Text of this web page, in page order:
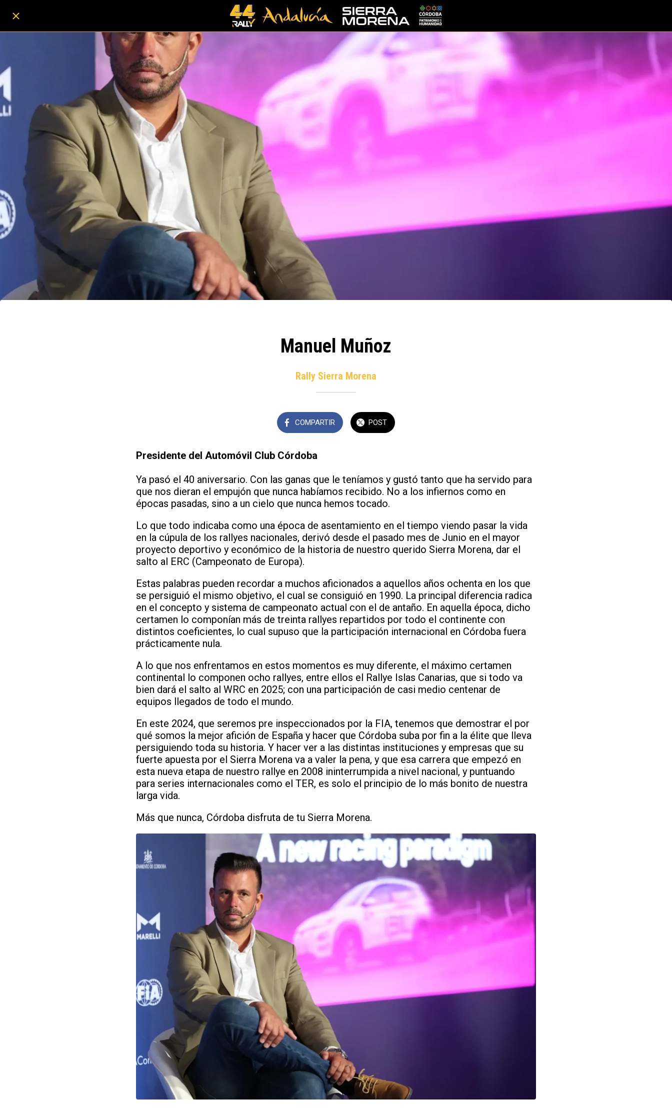
Manuel Muñoz
Rally Sierra Morena
COMPARTIR POST
Presidente del Automóvil Club Córdoba
Ya pasó el 40 aniversario. Con las ganas que le teníamos y gustó tanto que ha servido para
que nos dieran el empujón que nunca habíamos recibido. No a los infiernos como en
épocas pasadas, sino a un cielo que nunca hemos tocado.
Lo que todo indicaba como una época de asentamiento en el tiempo viendo pasar la vida
en la cúpula de los rallyes nacionales, derivó desde el pasado mes de Junio en el mayor
proyecto deportivo y económico de la historia de nuestro querido Sierra Morena, dar el
salto al ERC (Campeonato de Europa).
Estas palabras pueden recordar a muchos aficionados a aquellos años ochenta en los que
se persiguió el mismo objetivo, el cual se consiguió en 1990. La principal diferencia radica
en el concepto y sistema de campeonato actual con el de antaño. En aquella época, dicho
certamen lo componían más de treinta rallyes repartidos por todo el continente con
distintos coeficientes, lo cual supuso que la participación internacional en Córdoba fuera
prácticamente nula.
A lo que nos enfrentamos en estos momentos es muy diferente, el máximo certamen
continental lo componen ocho rallyes, entre ellos el Rallye Islas Canarias, que si todo va
bien dará el salto al WRC en 2025; con una participación de casi medio centenar de
equipos llegados de todo el mundo.
En este 2024, que seremos pre inspeccionados por la FIA, tenemos que demostrar el por
qué somos la mejor afición de España y hacer que Córdoba suba por fin a la élite que lleva
persiguiendo toda su historia. Y hacer ver a las distintas instituciones y empresas que su
fuerte apuesta por el Sierra Morena va a valer la pena, y que esa carrera que empezó en
esta nueva etapa de nuestro rallye en 2008 ininterrumpida a nivel nacional, y puntuando
para series internacionales como el TER, es solo el principio de lo más bonito de nuestra
larga vida.
Más que nunca, Córdoba disfruta de tu Sierra Morena.